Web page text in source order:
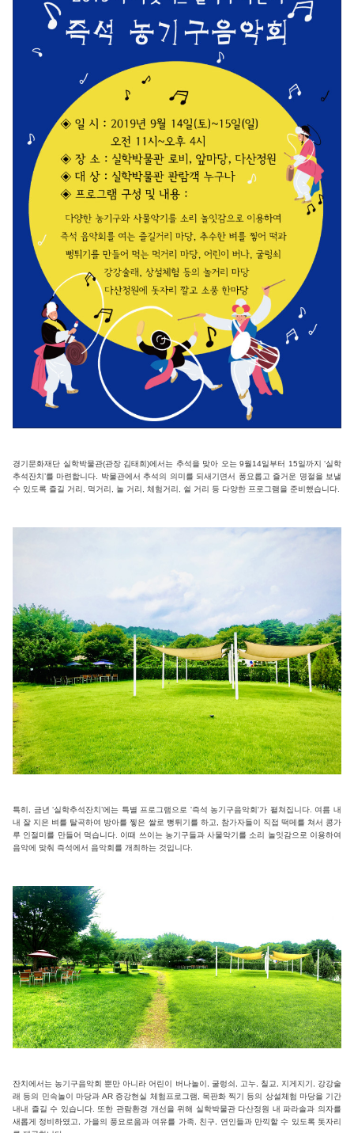
경기문화재단 실학박물관(관장 김태희)에서는 추석을 맞아 오는 9월14일부터 15일까지 ‘실학
추석잔치’를 마련합니다. 박물관에서 추석의 의미를 되새기면서 풍요롭고 즐거운 명절을 보낼
수 있도록 즐길 거리, 먹거리, 놀 거리, 체험거리, 쉴 거리 등 다양한 프로그램을 준비했습니다.
특히, 금년 ‘실학추석잔치’에는 특별 프로그램으로 '즉석 농기구음악회'가 펼쳐집니다. 여름 내
내 잘 지은 벼를 탈곡하여 방아를 찧은 쌀로 뻥튀기를 하고, 참가자들이 직접 떡메를 쳐서 콩가
루 인절미를 만들어 먹습니다. 이때 쓰이는 농기구들과 사물악기를 소리 놀잇감으로 이용하여
음악에 맞춰 즉석에서 음악회를 개최하는 것입니다.
잔치에서는 농기구음악회 뿐만 아니라 어린이 버나놀이, 굴렁쇠, 고누, 칠교, 지게지기, 강강술
래 등의 민속놀이 마당과 AR 증강현실 체험프로그램, 목판화 찍기 등의 상설체험 마당을 기간
내내 즐길 수 있습니다. 또한 관람환경 개선을 위해 실학박물관 다산정원 내 파라솔과 의자를
새롭게 정비하였고, 가을의 풍요로움과 여유를 가족, 친구, 연인들과 만끽할 수 있도록 돗자리